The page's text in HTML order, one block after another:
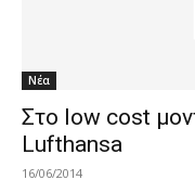
Νέα
Στο low cost
Lufthansa
16/06/2014